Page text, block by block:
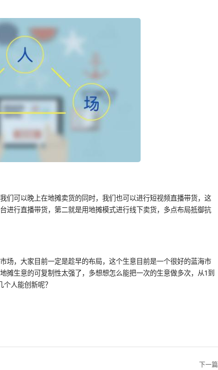
们可以晚上在地摊卖货的同时，我们也可以进行短视频直播带货，这
进行直播带货，第二就是用地摊模式进行线下卖货，多点布局抵御抗
场，大家目前一定是趁早的布局，这个生意目前是一个很好的蓝海市
摊生意的可复制性太强了，多想想怎么能把一次的生意做多次，从1到
人能创新呢？
下一篇